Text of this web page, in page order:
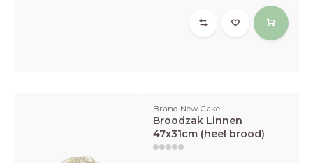
Brand New Cake
Broodzak Linnen
47x31cm (heel brood)